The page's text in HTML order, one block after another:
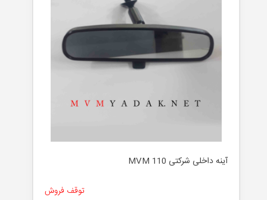
آینه داخلی شرکتی MVM 110
توقف فروش